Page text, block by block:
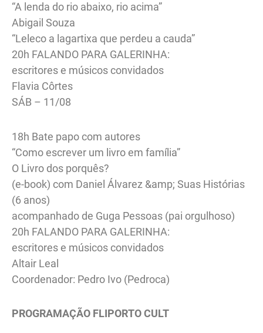
“A lenda do rio abaixo, rio acima”
Abigail Souza
“Leleco a lagartixa que perdeu a cauda”
20h FALANDO PARA GALERINHA:
escritores e músicos convidados
Flavia Côrtes
SÁB – 11/08
18h Bate papo com autores
“Como escrever um livro em família”
O Livro dos porquês?
(e-book) com Daniel Álvarez &amp; Suas Histórias
(6 anos)
acompanhado de Guga Pessoas (pai orgulhoso)
20h FALANDO PARA GALERINHA:
escritores e músicos convidados
Altair Leal
Coordenador: Pedro Ivo (Pedroca)
PROGRAMAÇÃO FLIPORTO CULT